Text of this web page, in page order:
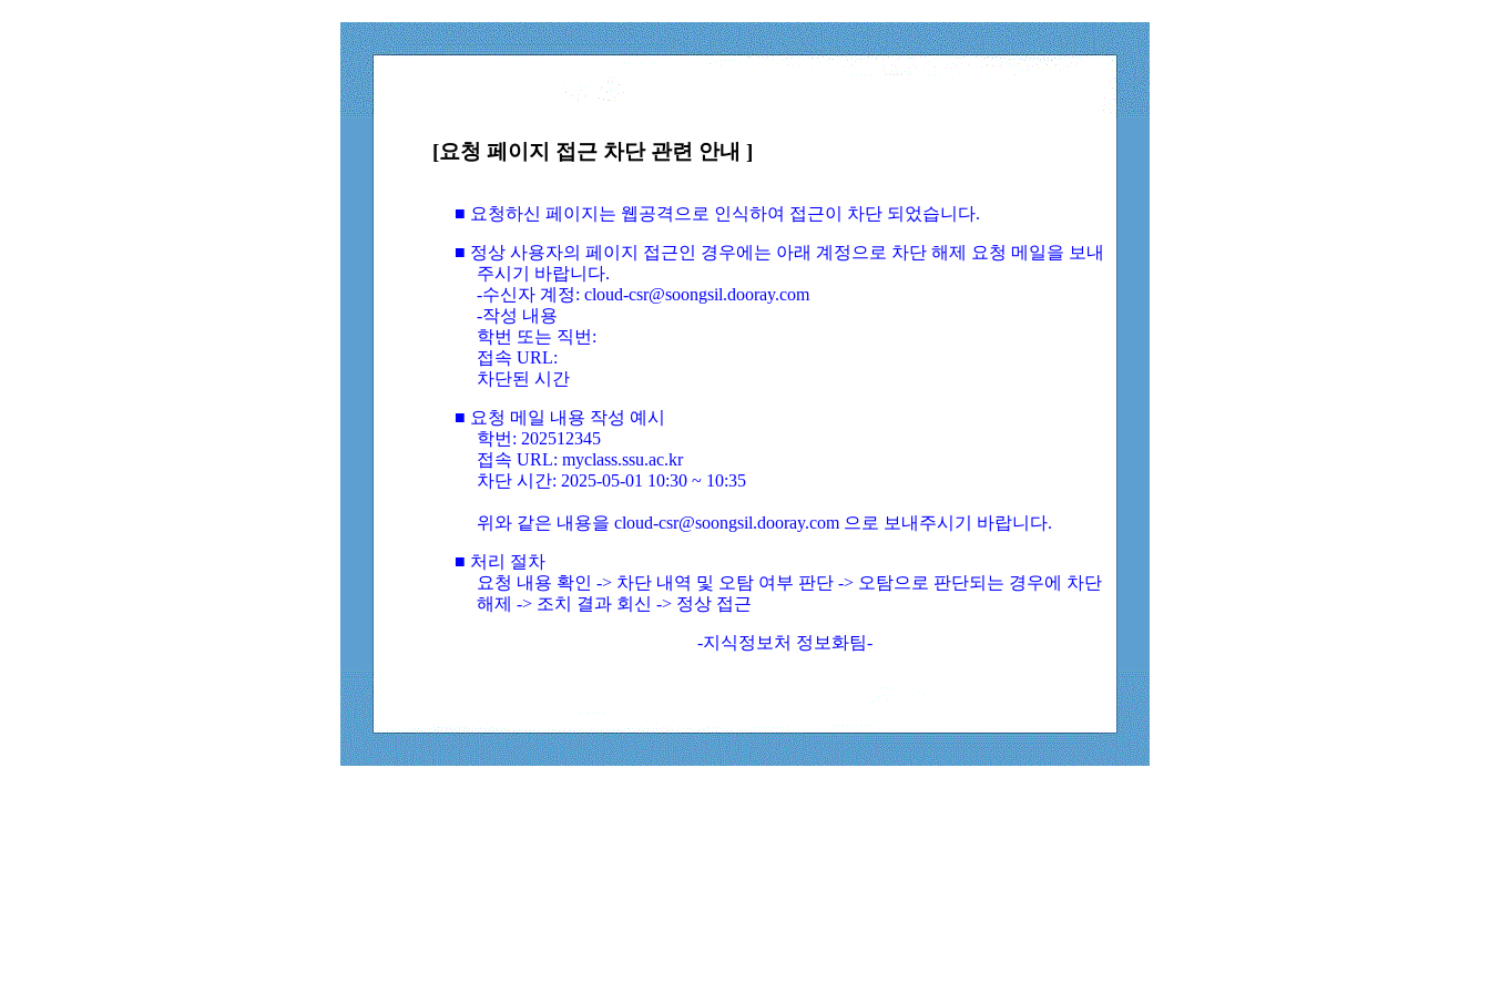
[요청 페이지 접근 차단 관련 안내 ]
■ 요청하신 페이지는 웹공격으로 인식하여 접근이 차단 되었습니다.
■ 정상 사용자의 페이지 접근인 경우에는 아래 계정으로 차단 해제 요청 메일을 보내
주시기 바랍니다.
-수신자 계정: cloud-csr@soongsil.dooray.com
-작성 내용
학번 또는 직번:
접속 URL:
차단된 시간
■ 요청 메일 내용 작성 예시
학번: 202512345
접속 URL: myclass.ssu.ac.kr
차단 시간: 2025-05-01 10:30 ~ 10:35
위와 같은 내용을 cloud-csr@soongsil.dooray.com 으로 보내주시기 바랍니다.
■ 처리 절차
요청 내용 확인 -> 차단 내역 및 오탐 여부 판단 -> 오탐으로 판단되는 경우에 차단
해제 -> 조치 결과 회신 -> 정상 접근
-지식정보처 정보화팀-